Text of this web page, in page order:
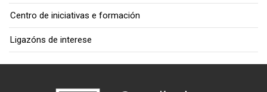
Centro de iniciativas e formación
Ligazóns de interese